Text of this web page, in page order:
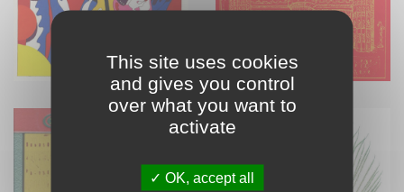
This site uses cookies
and gives you control
over what you want to
activate
OK, accept all